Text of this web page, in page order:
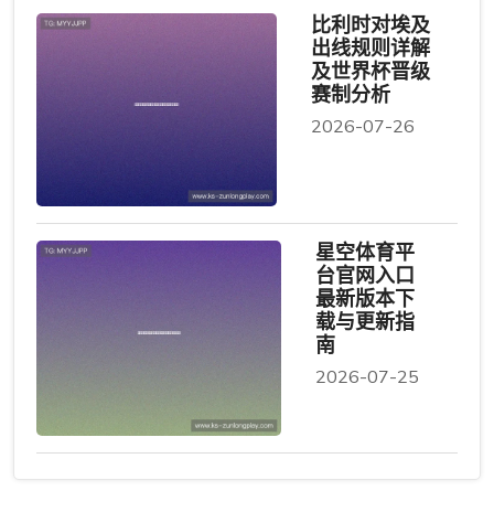
比利时对埃及
出线规则详解
及世界杯晋级
赛制分析
2026-07-26
星空体育平
台官网入口
最新版本下
载与更新指
南
2026-07-25